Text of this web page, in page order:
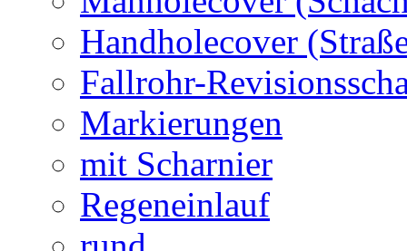
Handholecover
Fallrohr-
Markierungen
mit Scharnier
Regeneinlauf